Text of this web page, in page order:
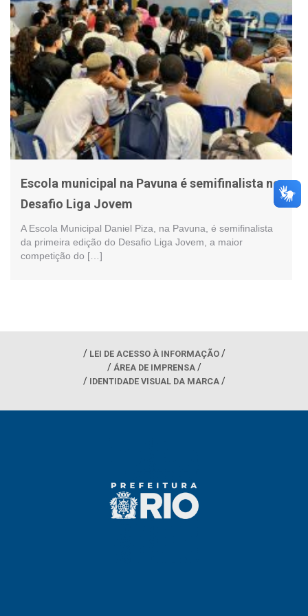
Escola municipal na Pavuna é semifinalista no
Desafio Liga Jovem
A Escola Municipal Daniel Piza, na Pavuna, é semifinalista
da primeira edição do Desafio Liga Jovem, a maior
competição do […]
LEI DE ACESSO À INFORMAÇÃO
ÁREA DE IMPRENSA
IDENTIDADE VISUAL DA MARCA